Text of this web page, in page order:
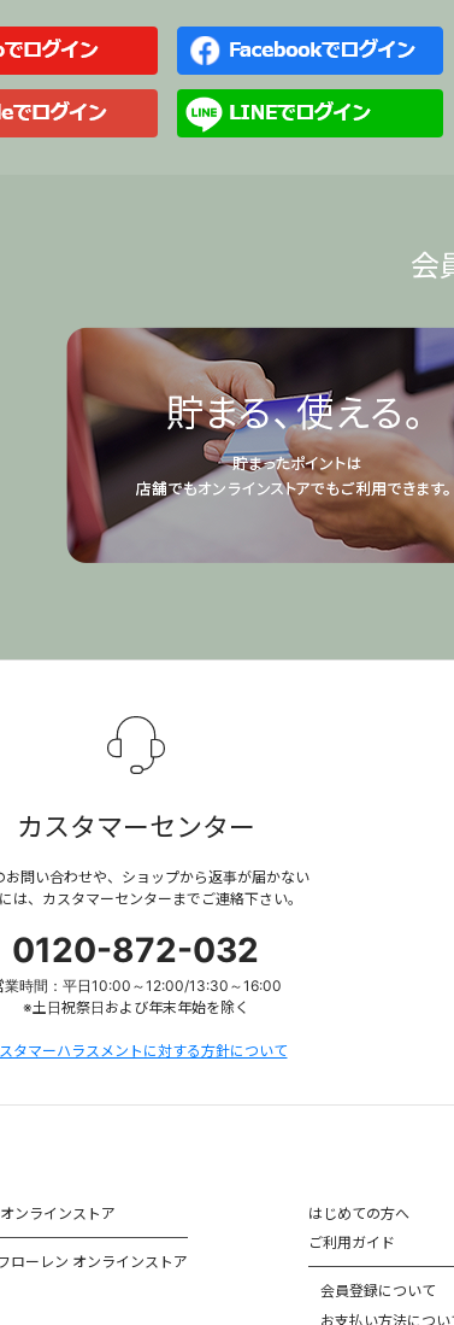
会
カスタマーセンター
お問い合わせや、ショップから返事が届かない
は、カスタマーセンターまでご連絡下さい。
0120-872-032
業時間：平日10:00～12:00/13:30～16:00
※土日祝祭日および年末年始を除く
タマーハラスメントに対する方針について
ンラインストア
ローレン オンラインストア
はじめての方へ
ご利用ガイド
会員登録について
お支払い方法につい